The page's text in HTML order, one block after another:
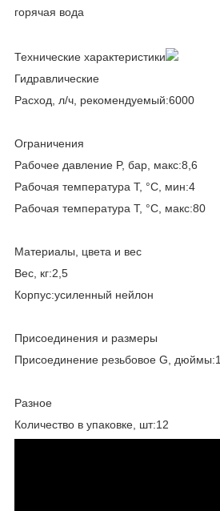
горячая вода
Технические характеристики
Гидравлические
Расход, л/ч, рекомендуемый:6000
Ограничения
Рабочее давление P, бар, макс:8,6
Рабочая температура T, °C, мин:4
Рабочая температура T, °C, макс:80
Материалы, цвета и вес
Вес, кг:2,5
Корпус:усиленный нейлон
Присоединения и размеры
Присоединение резьбовое G, дюймы:1
Разное
Количество в упаковке, шт:12